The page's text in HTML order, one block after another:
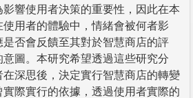
響使用者決策的重要性，因此在本
用者的體驗中，情緒會被何者影
否會反饋至其對於智慧商店的評
圖。本研究希望透過這些研究分
深思後，決定實行智慧商店的轉變
際實行的依據，透過使用者實際的